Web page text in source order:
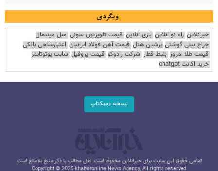
وبگردی
خبرآنلاین راه نو آنلاین بازی آنلاین قیمت تلویزیون سونی مبل مینیمال
جراح بینی گوشتی پرشین هتل قیمت آهن فولاد ایرانیان اعتبارسنجی بانکی
قیمت طلا امروز بلیط قطار شرکت رادوکو قیمت پروفیل سایت یوتوتایمز
خرید اکانت chatgpt
نسخه دسکتاپ
تمامی حقوق این سایت برای خبرآنلاین محفوظ است. نقل مطالب با ذکر منبع بلامانع است.
Copyright © 2025 khabaronline News Agancy, All rights reserved